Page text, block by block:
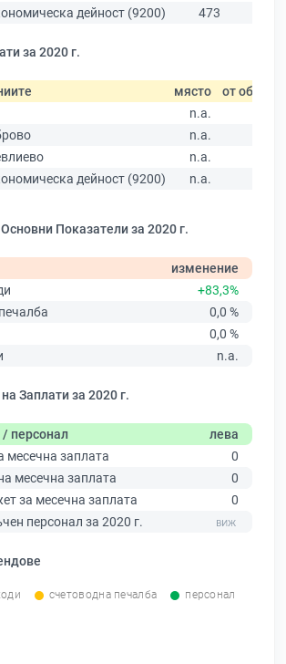
дейност (9200)
473
за 2020 г.
място от общо
n.a.
n.a.
n.a.
дейност (9200)
n.a.
Показатели за 2020 г.
изменение
+83,3%
0,0 %
0,0 %
n.a.
Заплати за 2020 г.
/ персонал
лева
месечна заплата
0
месечна заплата
0
за месечна заплата
0
персонал за 2020 г.
счетоводна печалба персонал